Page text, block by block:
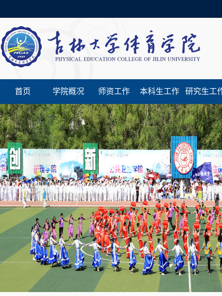
首页 学院概况 师资工作 本科生工作 研究生工